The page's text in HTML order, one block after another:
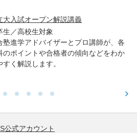
親子で学ぶ！大学
高校生／中学生／
東大・京大・医学
公式アカウント